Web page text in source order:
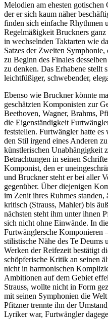
Melodien am ehesten
der er sich kaum näher
finden sich einfache Rhythmen
Regelmäßigkeit Bruckners
in wechselnden Taktarten wie
Satzes der Zweiten
zu Beginn des Finales
zu denken. Das Erhabene stellt
leichtfüßiger, schwebender,
Ebenso wie Bruckner könnte
geschätzten Komponisten zur
Beethoven, Wagner, Brahms,
die Eigenständigkeit
feststellen. Furtwängler hatte
den Stil irgend eines Anderen
künstlerischen Unabhängigkeit
Betrachtungen in seinen
Komponist, den er
und Bruckner steht er bei aller
gegenüber. Über diejenigen
im Zenit ihres Ruhmes standen,
kritisch (Strauss, Mahler) bis
nächsten steht ihm unter ihnen
sich nicht ohne Einwände. In
Furtwänglersche Komponieren
stilistische Nähe des Te Deums
Werken der Reifezeit bestätigt
schöpferische Kritik an seinen
nicht in harmonischen
Ambitionen auf dem Gebiet
Strauss, wollte nicht in Form
mit seinen Symphonien die
Pfitzner trennte ihn der
Lyriker war, Furtwängler